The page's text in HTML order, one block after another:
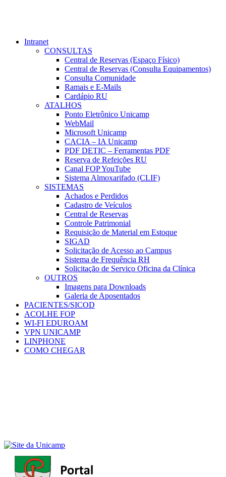
Intranet
CONSULTAS
Central de Reservas (Espaço Físico)
Central de Reservas (Consulta Equipamentos)
Consulta Comunidade
Ramais e E-Mails
Cardápio RU
ATALHOS
Ponto Eletrônico Unicamp
WebMail
Microsoft Unicamp
CACIA – IA Unicamp
PDF DETIC – Ferramentas PDF
Reserva de Refeições RU
Canal FOP YouTube
Sistema Almoxarifado (CLIF)
SISTEMAS
Achados e Perdidos
Cadastro de Veículos
Central de Reservas
Controle Patrimonial
Requisição de Material em Estoque
SIGAD
Solicitação de Acesso ao Campus
Sistema de Frequência RH
Solicitação de Serviço Oficina da Clínica
OUTROS
Imagens para Downloads
Galeria de Aposentados
PACIENTES/SICOD
ACOLHE FOP
WI-FI EDUROAM
VPN UNICAMP
LINPHONE
COMO CHEGAR